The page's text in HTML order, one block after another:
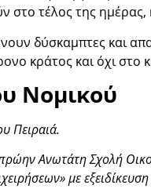
στο τέλος της
δύσκαμπτες
κράτος και όχι στο
Νομικού
Πειραιά.
Ανωτάτη Σχολή
με